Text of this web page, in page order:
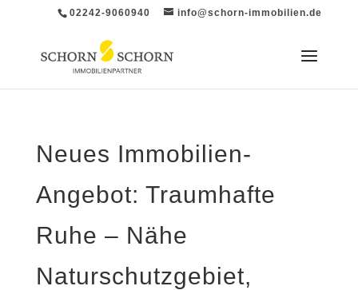
02242-9060940 info@schorn-immobilien.de
Neues Immobilien-
Angebot: Traumhafte
Ruhe – Nähe
Naturschutzgebiet,